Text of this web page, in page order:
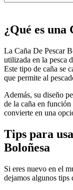
¿Qué es una
La Caña De Pescar
utilizada en la pesca
Este tipo de caña se
que permite al
Además, su diseño
de la caña en función
convierte en una
Tips para
Boloñesa
Si eres nuevo en el
dejamos algunos tips